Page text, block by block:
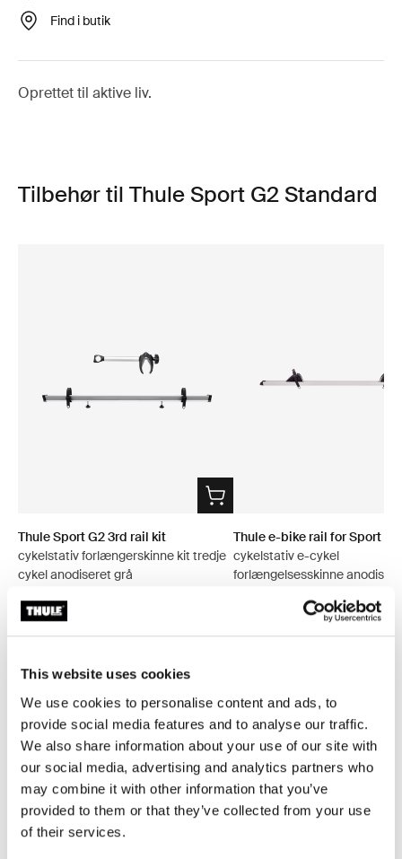
This website uses cookies
We use cookies to personalise content and ads, to
provide social media features and to analyse our traffic.
We also share information about your use of our site with
our social media, advertising and analytics partners who
may combine it with other information that you’ve
provided to them or that they’ve collected from your use
of their services.
Find i butik
Oprettet til aktive liv.
Tilbehør til Thule Sport G2 Standard
Thule Sport G2 3rd rail kit
cykelstativ forlængerskinne kit tredje
cykel anodiseret grå
Thule e-bike rail for Sport G2
cykelstativ e-cykel
forlængelsesskinne
Toggle features
Alle funktioner
Toggle techspec
Tekniske specifikationer
Toggle guides and instructions
Instruktioner